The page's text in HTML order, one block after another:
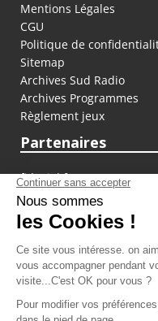
Mentions Légales
CGU
Politique de
Sitemap
Archives Sud Radio
Archives Programmes
Règlement jeux
Partenaires
fiducial.fr
lyoncapitale.fr
olympique-et-
L'application